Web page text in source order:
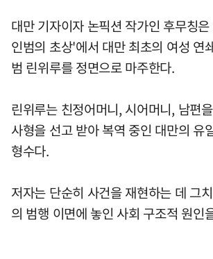
대만 기자이자 논픽션 작가인 후무칭
인범의 초상'에서 대만 최초의 여성 연
범 린위루를 정면으로 마주한다.
린위루는 친정어머니, 시어머니, 남편
사형을 선고 받아 복역 중인 대만의 유
형수다.
저자는 단순히 사건을 재현하는 데 그
의 범행 이면에 놓인 사회 구조적 원인